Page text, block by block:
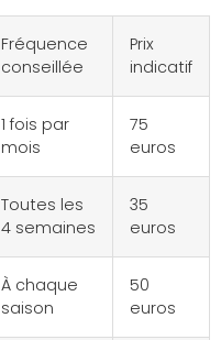
Fréquence
conseillée
Prix
indicatif
1 fois par
mois
75
euros
Toutes les
4 semaines
35
euros
À chaque
saison
50
euros